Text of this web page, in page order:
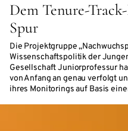
Dem Tenure-
Spur
Die Projektgruppe
Wissenschaftspolitik der
Gesellschaft Juniorprofessur
von Anfang an genau verfolgt
ihres Monitorings auf Basis